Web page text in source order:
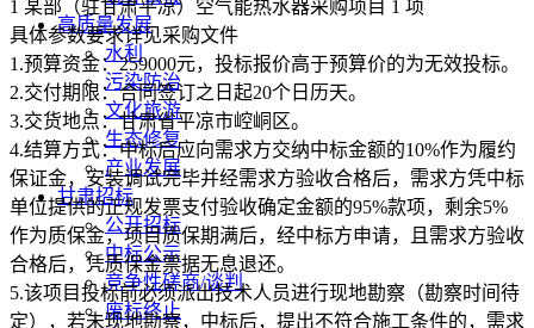
高质量发展
水利
污染防治
文化旅游
生态修复
产业发展
甘肃招标
公开招标
中标公示
竞争性磋商/谈判
废标终止
1 某部（驻甘肃平凉）空气能热水器采购项目 1 项
具体参数要求详见采购文件
1.预算资金：259000元，投标报价高于预算价的为无效投标。
2.交付期限：合同签订之日起20个日历天。
3.交货地点：甘肃省平凉市崆峒区。
4.结算方式：中标后应向需求方交纳中标金额的10%作为履约
保证金，安装调试完毕并经需求方验收合格后，需求方凭中标
单位提供的正规发票支付验收确定金额的95%款项，剩余5%
作为质保金，项目质保期满后，经中标方申请，且需求方验收
合格后，凭质保金票据无息退还。
5.该项目投标前必须派出技术人员进行现地勘察（勘察时间待
定），若未现地勘察，中标后，提出不符合施工条件的，需求